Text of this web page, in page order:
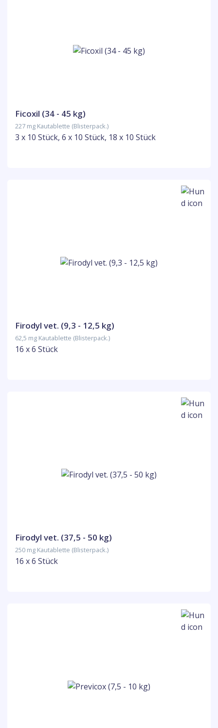
Ficoxil (34 - 45 kg)
227 mg Kautablette (Blisterpack.)
3 x 10 Stück, 6 x 10 Stück, 18 x 10 Stück
Firodyl vet. (9,3 - 12,5 kg)
62,5 mg Kautablette (Blisterpack.)
16 x 6 Stück
Firodyl vet. (37,5 - 50 kg)
250 mg Kautablette (Blisterpack.)
16 x 6 Stück